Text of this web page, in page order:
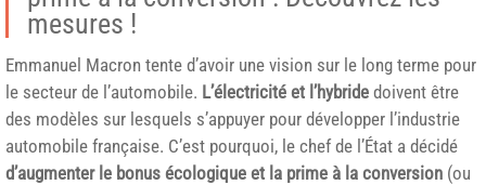
mesures !
Emmanuel Macron tente d’avoir une vision sur le long terme pour
le secteur de l’automobile. L’électricité et l’hybride doivent être
des modèles sur lesquels s’appuyer pour développer l’industrie
automobile française. C’est pourquoi, le chef de l’État a décidé
d’augmenter le bonus écologique et la prime à la conversion (ou